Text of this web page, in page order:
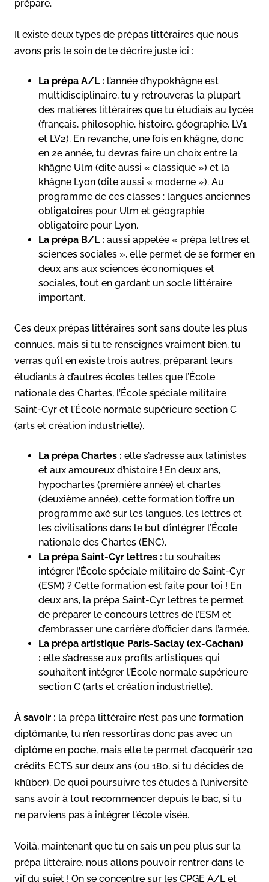
prépare.
Il existe deux types de prépas littéraires que nous
avons pris le soin de te décrire juste ici :
La prépa A/L : l’année d’hypokhâgne est
multidisciplinaire, tu y retrouveras la plupart
des matières littéraires que tu étudiais au lycée
(français, philosophie, histoire, géographie, LV1
et LV2). En revanche, une fois en khâgne, donc
en 2e année, tu devras faire un choix entre la
khâgne Ulm (dite aussi « classique ») et la
khâgne Lyon (dite aussi « moderne »). Au
programme de ces classes : langues anciennes
obligatoires pour Ulm et géographie
obligatoire pour Lyon.
La prépa B/L : aussi appelée « prépa lettres et
sciences sociales », elle permet de se former en
deux ans aux sciences économiques et
sociales, tout en gardant un socle littéraire
important.
Ces deux prépas littéraires sont sans doute les plus
connues, mais si tu te renseignes vraiment bien, tu
verras qu’il en existe trois autres, préparant leurs
étudiants à d’autres écoles telles que l’École
nationale des Chartes, l’École spéciale militaire
Saint-Cyr et l’École normale supérieure section C
(arts et création industrielle).
La prépa Chartes : elle s’adresse aux latinistes
et aux amoureux d’histoire ! En deux ans,
hypochartes (première année) et chartes
(deuxième année), cette formation t’offre un
programme axé sur les langues, les lettres et
les civilisations dans le but d’intégrer l’École
nationale des Chartes (ENC).
La prépa Saint-Cyr lettres : tu souhaites
intégrer l’École spéciale militaire de Saint-Cyr
(ESM) ? Cette formation est faite pour toi ! En
deux ans, la prépa Saint-Cyr lettres te permet
de préparer le concours lettres de l’ESM et
d’embrasser une carrière d’officier dans l’armée.
La prépa artistique Paris-Saclay (ex-Cachan)
: elle s’adresse aux profils artistiques qui
souhaitent intégrer l’École normale supérieure
section C (arts et création industrielle).
À savoir : la prépa littéraire n’est pas une formation
diplômante, tu n’en ressortiras donc pas avec un
diplôme en poche, mais elle te permet d’acquérir 120
crédits ECTS sur deux ans (ou 180, si tu décides de
khûber). De quoi poursuivre tes études à l’université
sans avoir à tout recommencer depuis le bac, si tu
ne parviens pas à intégrer l’école visée.
Voilà, maintenant que tu en sais un peu plus sur la
prépa littéraire, nous allons pouvoir rentrer dans le
vif du sujet ! On se concentre sur les CPGE A/L et